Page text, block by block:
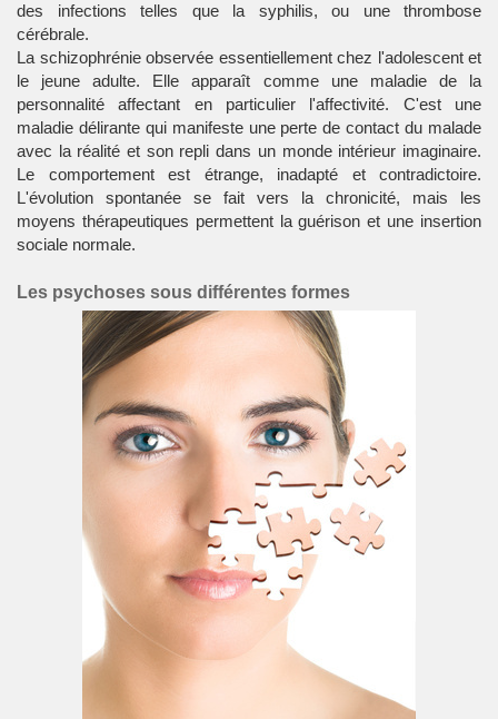
des infections telles que la syphilis, ou une thrombose
cérébrale.
La schizophrénieobservée essentiellement chez l'adolescent et
le jeune adulte. Elle apparaît comme une maladie de la
personnalité affectant en particulier l'affectivité. C'est une
maladie délirante qui manifeste une perte de contact du malade
avec la réalité et son repli dans un monde intérieur imaginaire.
Le comportement est étrange, inadapté et contradictoire.
L'évolution spontanée se fait vers la chronicité, mais les
moyens thérapeutiques permettent la guérison et une insertion
sociale normale.
Les psychoses sous différentes formes